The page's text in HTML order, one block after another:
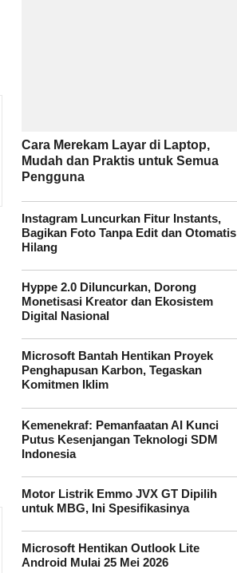
Cara Merekam Layar di Laptop,
Mudah dan Praktis untuk Semua
Pengguna
Instagram Luncurkan Fitur Instants,
Bagikan Foto Tanpa Edit dan Otomatis
Hilang
Hyppe 2.0 Diluncurkan, Dorong
Monetisasi Kreator dan Ekosistem
Digital Nasional
Microsoft Bantah Hentikan Proyek
Penghapusan Karbon, Tegaskan
Komitmen Iklim
Kemenekraf: Pemanfaatan AI Kunci
Putus Kesenjangan Teknologi SDM
Indonesia
Motor Listrik Emmo JVX GT Dipilih
untuk MBG, Ini Spesifikasinya
Microsoft Hentikan Outlook Lite
Android Mulai 25 Mei 2026